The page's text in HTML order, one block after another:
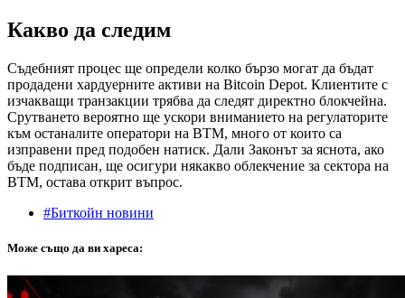
Какво да следим
Съдебният процес ще определи колко бързо могат да бъдат
продадени хардуерните активи на Bitcoin Depot. Клиентите с
изчакващи транзакции трябва да следят директно блокчейна.
Срутването вероятно ще ускори вниманието на регулаторите
към останалите оператори на BTM, много от които са
изправени пред подобен натиск. Дали Законът за яснота, ако
бъде подписан, ще осигури някакво облекчение за сектора на
BTM, остава открит въпрос.
#Биткойн новини
Може също да ви хареса: